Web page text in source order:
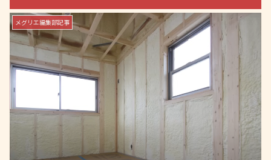
メグリエ編集部記事